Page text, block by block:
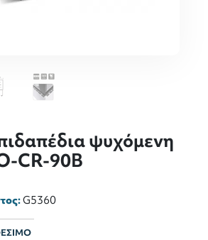
ψυχόμενη
CR-90B
G5360